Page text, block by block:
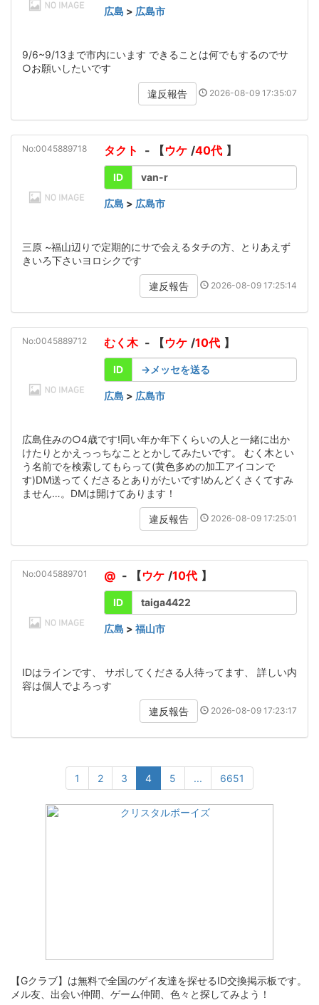
広島 > 広島市
9/6~9/13まで市内にいます できることは何でもするのでサ
○お願いしたいです
違反報告 2026-08-09 17:35:07
No:0045889718 タクト - 【ウケ /40代 】
ID van-r
広島 > 広島市
三原 ~福山辺りで定期的にサで会えるタチの方、とりあえず
きいろ下さいヨロシクです
違反報告 2026-08-09 17:25:14
No:0045889712 むく木 - 【ウケ /10代 】
ID →メッセを送る
広島 > 広島市
広島住みの○4歳です!同い年か年下くらいの人と一緒に出か
けたりとかえっっちなこととかしてみたいです。 むく木とい
う名前でを検索してもらって(黄色多めの加工アイコンで
す)DM送ってくださるとありがたいです!めんどくさくてすみ
ません…。DMは開けてあります！
違反報告 2026-08-09 17:25:01
No:0045889701 @ - 【ウケ /10代 】
ID taiga4422
広島 > 福山市
IDはラインです、 サポしてくださる人待ってます、 詳しい内
容は個人でよろっす
違反報告 2026-08-09 17:23:17
1 2 3 4 5 ... 6651
【Gクラブ】は無料で全国のゲイ友達を探せるID交換掲示板です。
メル友、出会い仲間、ゲーム仲間、色々と探してみよう！